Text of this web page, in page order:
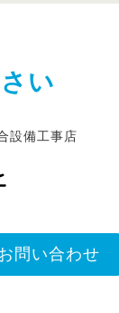
い
設備工事店
問い合わせ